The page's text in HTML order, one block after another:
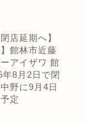
店延期へ】
】館林市近藤
アイザワ 館
8月2日で閉
野に9月4日
定